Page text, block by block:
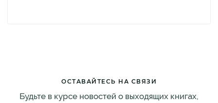
ОСТАВАЙТЕСЬ НА СВЯЗИ
Будьте в курсе новостей о выходящих книгах,